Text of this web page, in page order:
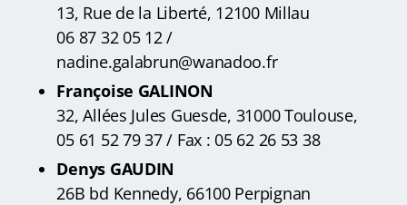
13, Rue de la Liberté, 12100 Millau
06 87 32 05 12 /
nadine.galabrun@wanadoo.fr
Françoise GALINON
32, Allées Jules Guesde, 31000 Toulouse,
05 61 52 79 37 / Fax : 05 62 26 53 38
Denys GAUDIN
26B bd Kennedy, 66100 Perpignan